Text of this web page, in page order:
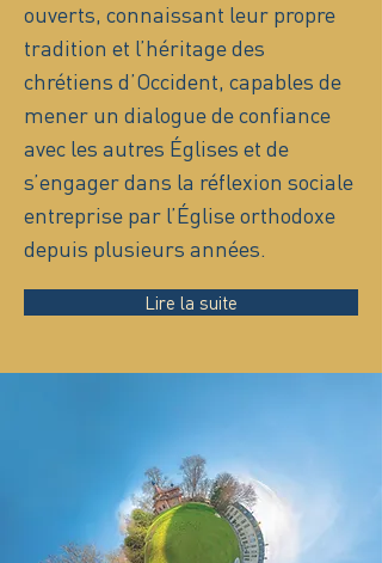
ouverts, connaissant leur propre
tradition et l’héritage des
chrétiens d’Occident, capables de
mener un dialogue de confiance
avec les autres Églises et de
s’engager dans la réflexion sociale
entreprise par l’Église orthodoxe
depuis plusieurs années.
Lire la suite